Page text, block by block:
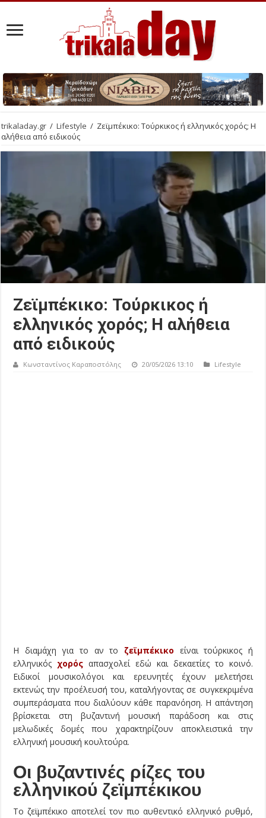
trikaladay.gr / Lifestyle / Ζεϊμπέκικο: Τούρκικος ή ελληνικός χορός; Η
αλήθεια από ειδικούς
Ζεϊμπέκικο: Τούρκικος ή
ελληνικός χορός; Η αλήθεια
από ειδικούς
Κωνσταντίνος Καραποστόλης 20/05/2026 13:10 Lifestyle
Η διαμάχη για το αν το ζεϊμπέκικο είναι τούρκικος ή
ελληνικός χορός απασχολεί εδώ και δεκαετίες το κοινό.
Ειδικοί μουσικολόγοι και ερευνητές έχουν μελετήσει
εκτενώς την προέλευσή του, καταλήγοντας σε συγκεκριμένα
συμπεράσματα που διαλύουν κάθε παρανόηση. Η απάντηση
βρίσκεται στη βυζαντινή μουσική παράδοση και στις
μελωδικές δομές που χαρακτηρίζουν αποκλειστικά την
ελληνική μουσική κουλτούρα.
Οι βυζαντινές ρίζες του
ελληνικού ζεϊμπέκικου
Το ζεϊμπέκικο αποτελεί τον πιο αυθεντικό ελληνικό ρυθμό,